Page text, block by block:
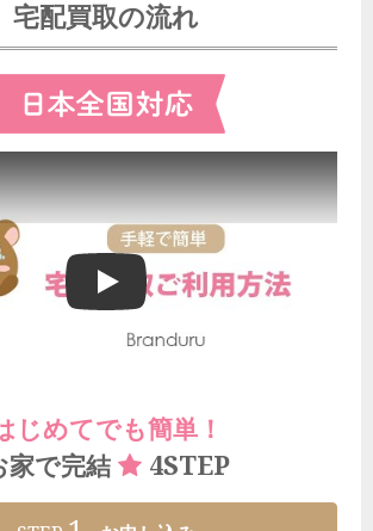
宅配買取の流れ
ブランドゥールの宅配買取ご利用方法
じめてでも簡単！
家で完結
4STEP